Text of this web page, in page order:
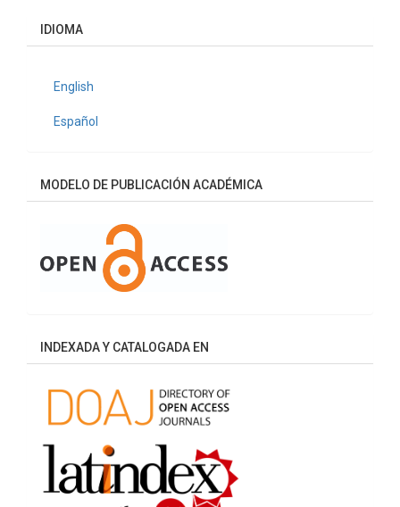
IDIOMA
English
Español
MODELO DE PUBLICACIÓN ACADÉMICA
INDEXADA Y CATALOGADA EN